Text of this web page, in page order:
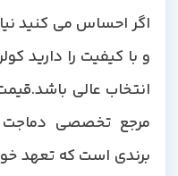
اگر احساس می کنید
برندی است که تعهد خود را